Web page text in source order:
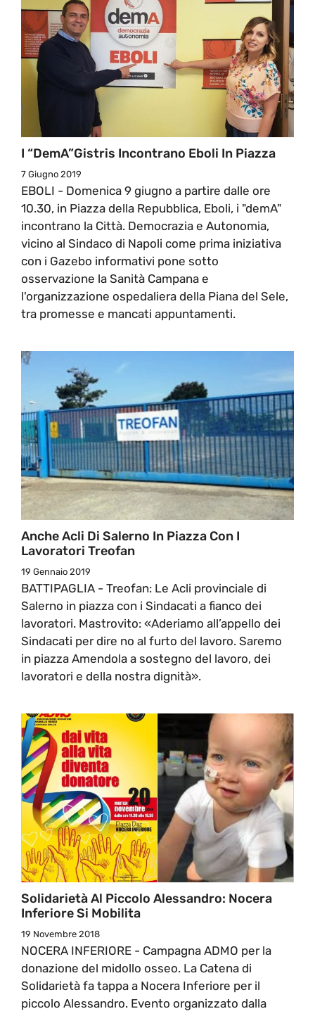
I “demA”gistris Incontrano Eboli In Piazza
7 Giugno 2019
EBOLI - Domenica 9 giugno a partire dalle ore
10.30, in Piazza della Repubblica, Eboli, i "demA"
incontrano la Città. Democrazia e Autonomia,
vicino al Sindaco di Napoli come prima iniziativa
con i Gazebo informativi pone sotto
osservazione la Sanità Campana e
l'organizzazione ospedaliera della Piana del Sele,
tra promesse e mancati appuntamenti.
Anche Acli Di Salerno In Piazza Con I
Lavoratori Treofan
19 Gennaio 2019
BATTIPAGLIA - Treofan: Le Acli provinciale di
Salerno in piazza con i Sindacati a fianco dei
lavoratori. Mastrovito: «Aderiamo all’appello dei
Sindacati per dire no al furto del lavoro. Saremo
in piazza Amendola a sostegno del lavoro, dei
lavoratori e della nostra dignità».
Solidarietà Al Piccolo Alessandro: Nocera
Inferiore Si Mobilita
19 Novembre 2018
NOCERA INFERIORE - Campagna ADMO per la
donazione del midollo osseo. La Catena di
Solidarietà fa tappa a Nocera Inferiore per il
piccolo Alessandro. Evento organizzato dalla